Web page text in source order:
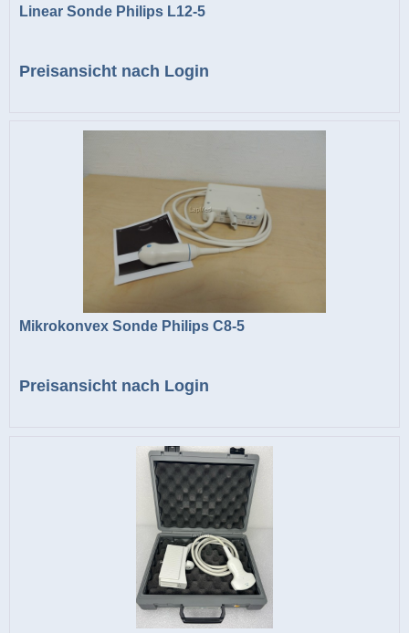
Linear Sonde Philips L12-5
Preisansicht nach Login
Mikrokonvex Sonde Philips C8-5
Preisansicht nach Login